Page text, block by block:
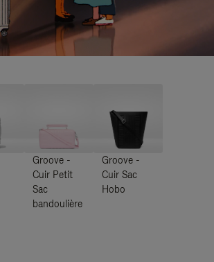
Groove -
Cuir Petit
Sac
bandoulière
Groove -
Cuir Sac
Hobo